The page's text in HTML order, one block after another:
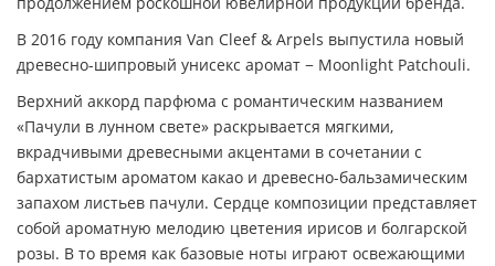
В 2016 году компания Van Cleef & Arpels выпустила новый
древесно-шипровый унисекс аромат − Moonlight Patchouli.
Верхний аккорд парфюма с романтическим названием
«Пачули в лунном свете» раскрывается мягкими,
вкрадчивыми древесными акцентами в сочетании с
бархатистым ароматом какао и древесно-бальзамическим
запахом листьев пачули. Сердце композиции представляет
собой ароматную мелодию цветения ирисов и болгарской
розы. В то время как базовые ноты играют освежающими